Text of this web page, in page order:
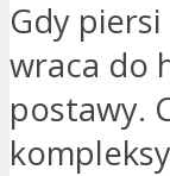
Gdy
wraca do
postawy.